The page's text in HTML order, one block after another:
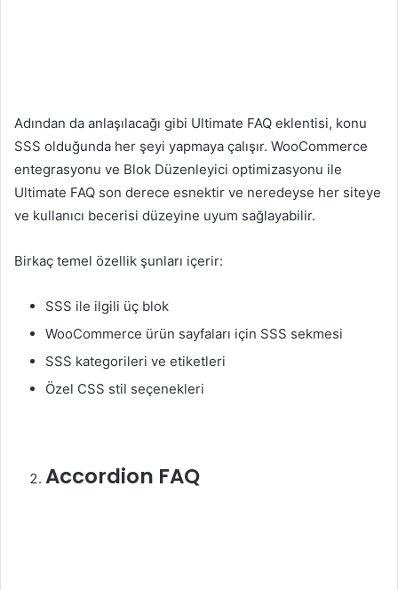
Adından da anlaşılacağı gibi Ultimate FAQ eklentisi, konu
SSS olduğunda her şeyi yapmaya çalışır. WooCommerce
entegrasyonu ve Blok Düzenleyici optimizasyonu ile
Ultimate FAQ son derece esnektir ve neredeyse her siteye
ve kullanıcı becerisi düzeyine uyum sağlayabilir.
Birkaç temel özellik şunları içerir:
SSS ile ilgili üç blok
WooCommerce ürün sayfaları için SSS sekmesi
SSS kategorileri ve etiketleri
Özel CSS stil seçenekleri
Accordion FAQ